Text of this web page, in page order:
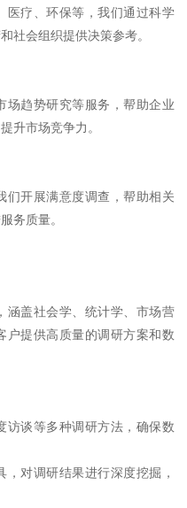
医疗、环保等，我们通过科学
社会组织提供决策参考。
场趋势研究等服务，帮助企业
升市场竞争力。
们开展满意度调查，帮助相关
务质量。
涵盖社会学、统计学、市场营
户提供高质量的调研方案和数
访谈等多种调研方法，确保数
对调研结果进行深度挖掘，